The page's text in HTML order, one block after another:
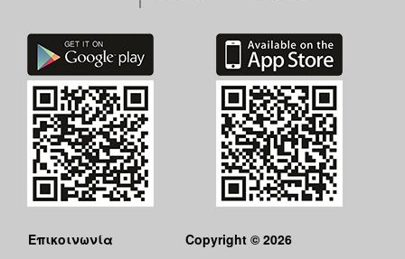
Επικοινωνία
Copyright © 2026